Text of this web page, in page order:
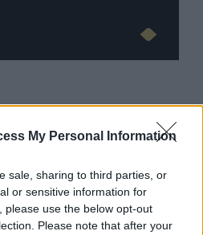
My Personal Information
sale, sharing to third parties, or
or sensitive information for
please use the below opt-out
Please note that after your
Σταματούν τις οχλήσεις
τους δανειολήπτες
- Θα λάβουν μέτρα